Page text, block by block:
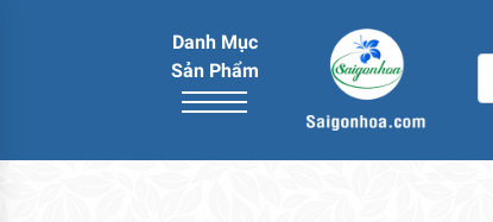
Danh Mục
Sản Phẩm